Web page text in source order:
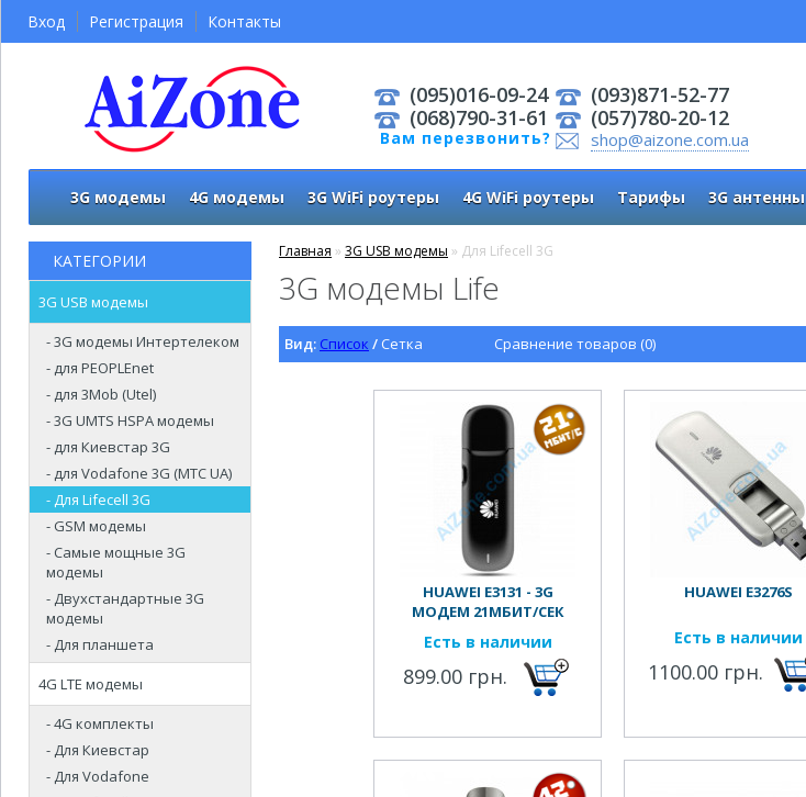
(095)016-09-24
(068)790-31-61
Вам перезвонить?
(093)871-52-77
(057)780-20-12
shop@aizone.com.ua
Вход Регистрация Контакты
3G модемы 4G модемы 3G WiFi роутеры 4G WiFi роутеры Тарифы 3G антенны
КАТЕГОРИИ
3G USB модемы
- 3G модемы Интертелеком
- для PEOPLEnet
- для 3Mob (Utel)
- 3G UMTS HSPA модемы
- для Киевстар 3G
- для Vodafone 3G (МТС UA)
- Для Lifecell 3G
- GSM модемы
- Самые мощные 3G
модемы
- Двухстандартные 3G
модемы
- Для планшета
4G LTE модемы
- 4G комплекты
- Для Киевстар
- Для Vodafone
Главная » 3G USB модемы » Для Lifecell 3G
3G модемы Life
Вид: Список / Сетка Сравнение товаров (0)
HUAWEI E3131 - 3G
МОДЕМ 21МБИТ/СЕК
Есть в наличии
899.00 грн.
HUAWEI E3276S
Есть в наличии
1100.00 грн.